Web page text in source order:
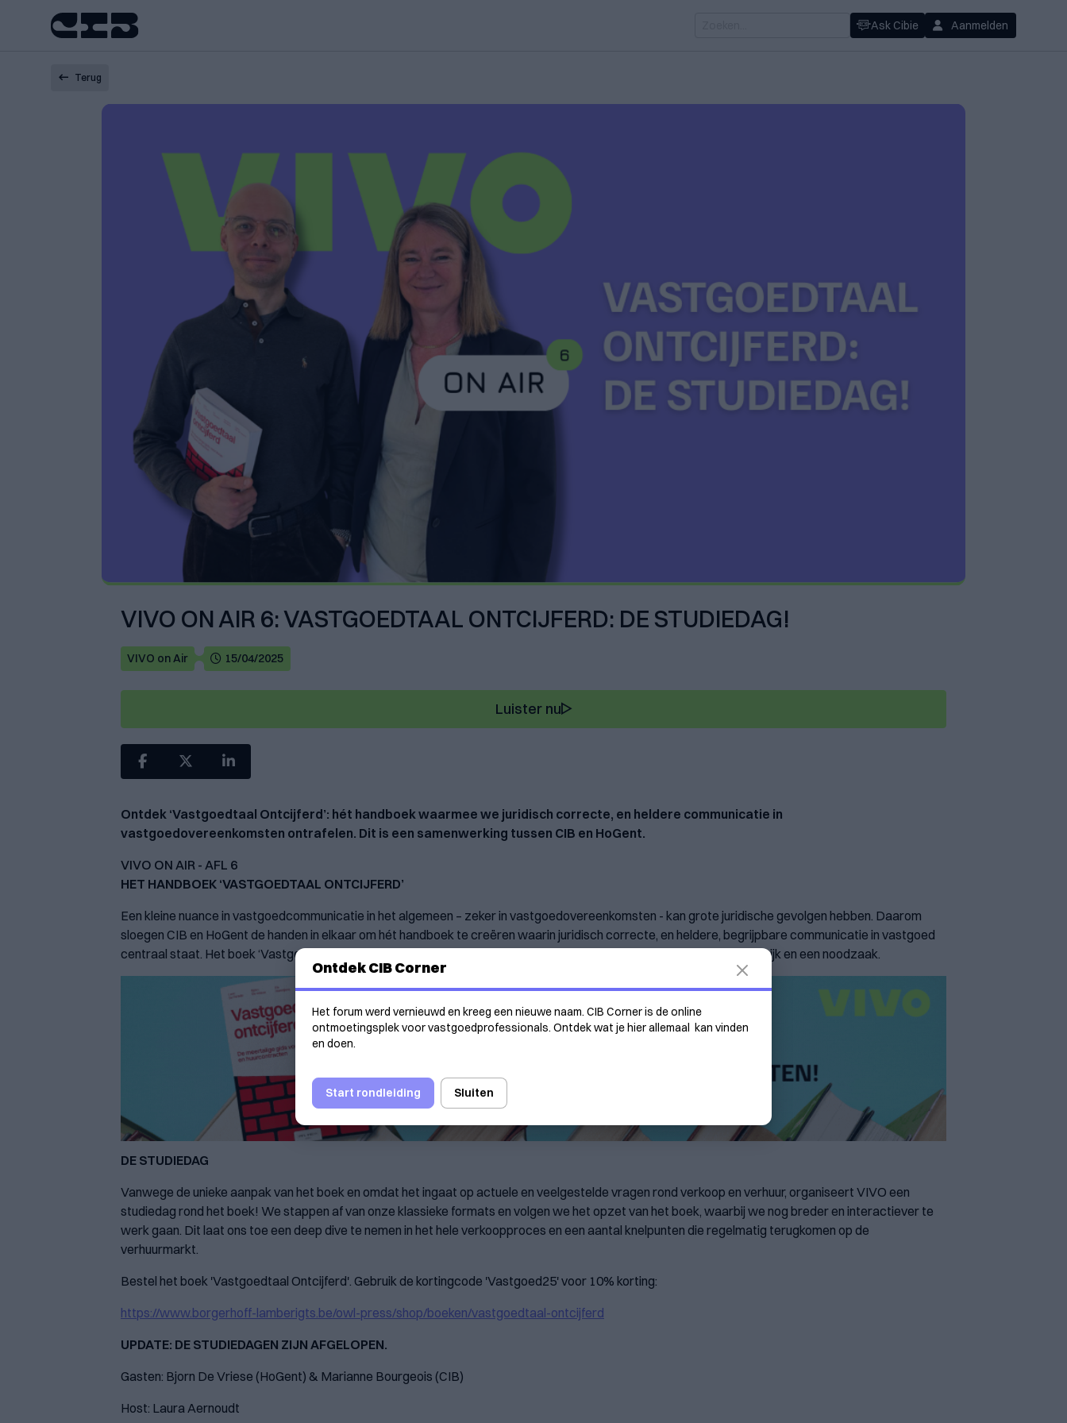
Ask Cibie Aanmelden
Terug
VIVO ON AIR 6: VASTGOEDTAAL ONTCIJFERD: DE STUDIEDAG!
VIVO on Air 15/04/2025
Luister nu
Ontdek ‘Vastgoedtaal Ontcijferd’: hét handboek waarmee we juridisch correcte, en heldere communicatie in
vastgoedovereenkomsten ontrafelen. Dit is een samenwerking tussen CIB en HoGent.
VIVO ON AIR - AFL 6
HET HANDBOEK ‘VASTGOEDTAAL ONTCIJFERD’
Een kleine nuance in vastgoedcommunicatie in het algemeen – zeker in vastgoedovereenkomsten - kan grote juridische gevolgen hebben. Daarom
sloegen CIB en HoGent de handen in elkaar om hét handboek te creëren waarin juridisch correcte, en heldere, begrijpbare communicatie in vastgoed
centraal staat. Het boek ‘Vastgoedtaal ontcijferd’ is geen droge juridische uiteenzetting, maar vertrekt vanuit de praktijk en een noodzaak.
DE STUDIEDAG
Vanwege de unieke aanpak van het boek en omdat het ingaat op actuele en veelgestelde vragen rond verkoop en verhuur, organiseert VIVO een
studiedag rond het boek! We stappen af van onze klassieke formats en volgen we het opzet van het boek, waarbij we nog breder en interactiever te
werk gaan. Dit laat ons toe een deep dive te nemen in het hele verkoopproces en een aantal knelpunten die regelmatig terugkomen op de
verhuurmarkt.
Bestel het boek 'Vastgoedtaal Ontcijferd'. Gebruik de kortingcode 'Vastgoed25' voor 10% korting:
⁠⁠https://www.borgerhoff-lamberigts.be/owl-press/shop/boeken/vastgoedtaal-ontcijferd⁠
UPDATE: DE STUDIEDAGEN ZIJN AFGELOPEN.
Gasten: Bjorn De Vriese (HoGent) & Marianne Bourgeois (CIB)
Host: Laura Aernoudt
Ontdek CIB Corner
Het forum werd vernieuwd en kreeg een nieuwe naam. CIB Corner is de online
ontmoetingsplek voor vastgoedprofessionals. Ontdek wat je hier allemaal kan vinden
en doen.
Start rondleiding Sluiten